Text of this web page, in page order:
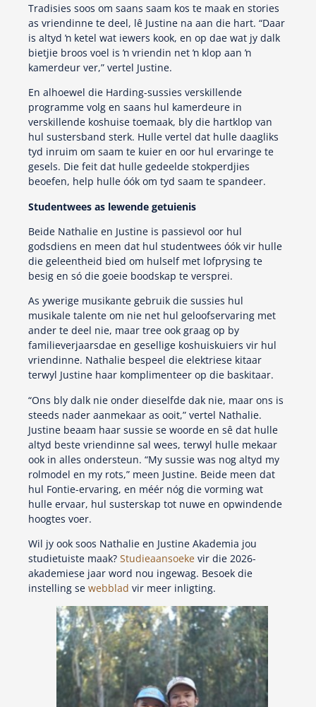
Tradisies soos om saans saam kos te maak en stories
as vriendinne te deel, lê Justine na aan die hart. “Daar
is altyd ŉ ketel wat iewers kook, en op dae wat jy dalk
bietjie broos voel is ŉ vriendin net ŉ klop aan ŉ
kamerdeur ver,” vertel Justine.
En alhoewel die Harding-sussies verskillende
programme volg en saans hul kamerdeure in
verskillende koshuise toemaak, bly die hartklop van
hul sustersband sterk. Hulle vertel dat hulle daagliks
tyd inruim om saam te kuier en oor hul ervaringe te
gesels. Die feit dat hulle gedeelde stokperdjies
beoefen, help hulle óók om tyd saam te spandeer.
Studentwees as lewende getuienis
Beide Nathalie en Justine is passievol oor hul
godsdiens en meen dat hul studentwees óók vir hulle
die geleentheid bied om hulself met lofprysing te
besig en só die goeie boodskap te versprei.
As ywerige musikante gebruik die sussies hul
musikale talente om nie net hul geloofservaring met
ander te deel nie, maar tree ook graag op by
familieverjaarsdae en gesellige koshuiskuiers vir hul
vriendinne. Nathalie bespeel die elektriese kitaar
terwyl Justine haar komplimenteer op die baskitaar.
“Ons bly dalk nie onder dieselfde dak nie, maar ons is
steeds nader aanmekaar as ooit,” vertel Nathalie.
Justine beaam haar sussie se woorde en sê dat hulle
altyd beste vriendinne sal wees, terwyl hulle mekaar
ook in alles ondersteun. “My sussie was nog altyd my
rolmodel en my rots,” meen Justine. Beide meen dat
hul Fontie-ervaring, en méér nóg die vorming wat
hulle ervaar, hul susterskap tot nuwe en opwindende
hoogtes voer.
Wil jy ook soos Nathalie en Justine Akademia jou
studietuiste maak? Studieaansoeke vir die 2026-
akademiese jaar word nou ingewag. Besoek die
instelling se webblad vir meer inligting.